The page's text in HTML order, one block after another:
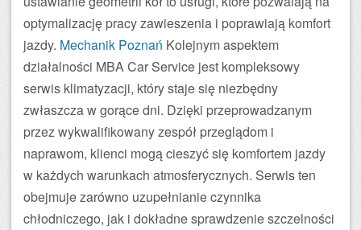
optymalizację pracy zawieszenia i poprawiają komfort
jazdy. Mechanik Poznań Kolejnym aspektem
działalności MBA Car Service jest kompleksowy
serwis klimatyzacji, który staje się niezbędny
zwłaszcza w gorące dni. Dzięki przeprowadzanym
przez wykwalifikowany zespół przeglądom i
naprawom, klienci mogą cieszyć się komfortem jazdy
w każdych warunkach atmosferycznych. Serwis ten
obejmuje zarówno uzupełnianie czynnika
chłodniczego, jak i dokładne sprawdzenie szczelności